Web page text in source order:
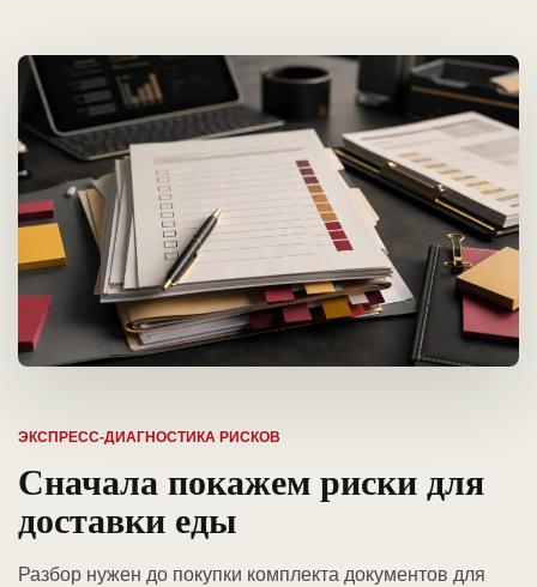
ЭКСПРЕСС-ДИАГНОСТИКА РИСКОВ
Сначала покажем риски для
доставки еды
Разбор нужен до покупки комплекта документов для